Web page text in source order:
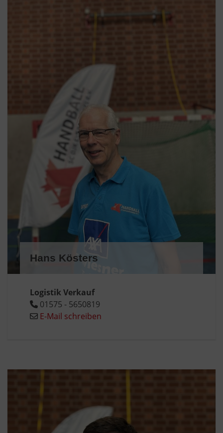
Hans Kösters
Logistik Verkauf
01575 - 5650819
E-Mail schreiben